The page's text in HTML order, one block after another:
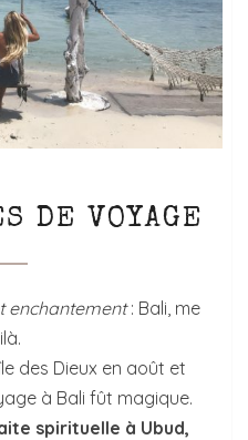
:
DE
DE VOYAGE
enchantement: Bali, me
des Dieux en août et
à Bali fût magique.
spirituelle à Ubud,